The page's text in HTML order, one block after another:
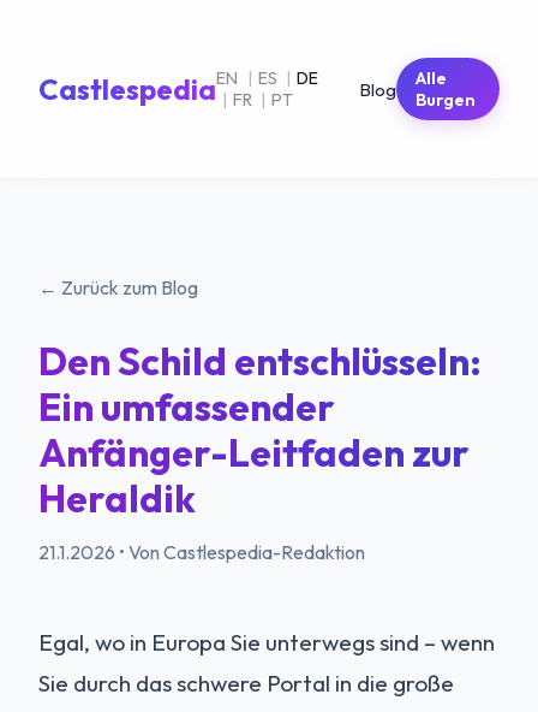
CastlespediaEN | ES | DE
| FR | PT Blog
Alle
Burgen
← Zurück zum Blog
Den Schild entschlüsseln:
Ein umfassender
Anfänger-Leitfaden zur
Heraldik
21.1.2026 • Von Castlespedia-Redaktion
Egal, wo in Europa Sie unterwegs sind – wenn
Sie durch das schwere Portal in die große